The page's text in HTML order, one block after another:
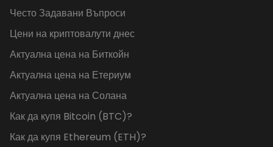
Често Задавани Въпроси
Цени на криптовалути днес
Актуална цена на Биткойн
Актуална цена на Етериум
Актуална цена на Солана
Как да купя Bitcoin (BTC)?
Как да купя Ethereum (ETH)?